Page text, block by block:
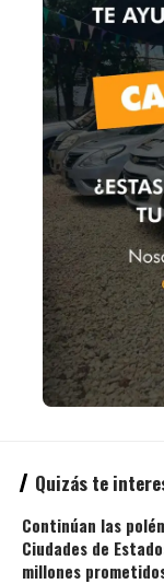
Quizás te
Continúan las
Ciudades de
millones